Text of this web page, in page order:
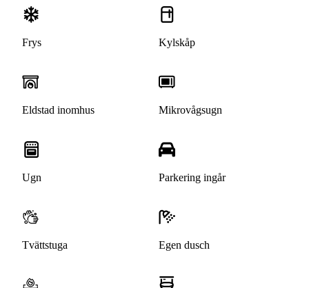
Frys Kylskåp
Eldstad inomhus Mikrovågsugn
Ugn Parkering ingår
Tvättstuga Egen dusch